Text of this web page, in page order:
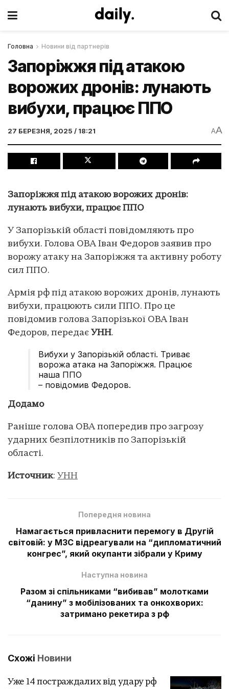
Головна Новини від партнерів
Запоріжжя під атакою
ворожих дронів: лунають
вибухи, працює ППО
27 БЕРЕЗНЯ, 2025 / 18:21 AA
Запоріжжя під атакою ворожих дронів:
лунають вибухи, працює ППО
У Запорізькій області повідомляють про
вибухи. Голова ОВА Іван Федоров заявив про
ворожу атаку на Запоріжжя та активну роботу
сил ППО.
Армія рф під атакою ворожих дронів, лунають
вибухи, працюють сили ППО. Про це
повідомив голова Запорізької ОВА Іван
Федоров, передає УНН.
Вибухи у Запорізькій області. Триває
ворожа атака на Запоріжжя. Працює
наша ППО
– повідомив Федоров.
Додамо
Раніше голова ОВА попередив про загрозу
ударних безпілотників по Запорізькій
області.
Источник: УНН
Попередня новина
Намагається привласнити перемогу в Другій
світовій: у МЗС відреагували на “дипломатичний
конгрес”, який окупанти зібрали у Криму
Наступна новина
Разом зі спільниками “вибивав” молотками
“данину” з мобілізованих та онкохворих:
затримано рекетира з рф
Схожі Новини
Уже 14 постраждалих від удару рф